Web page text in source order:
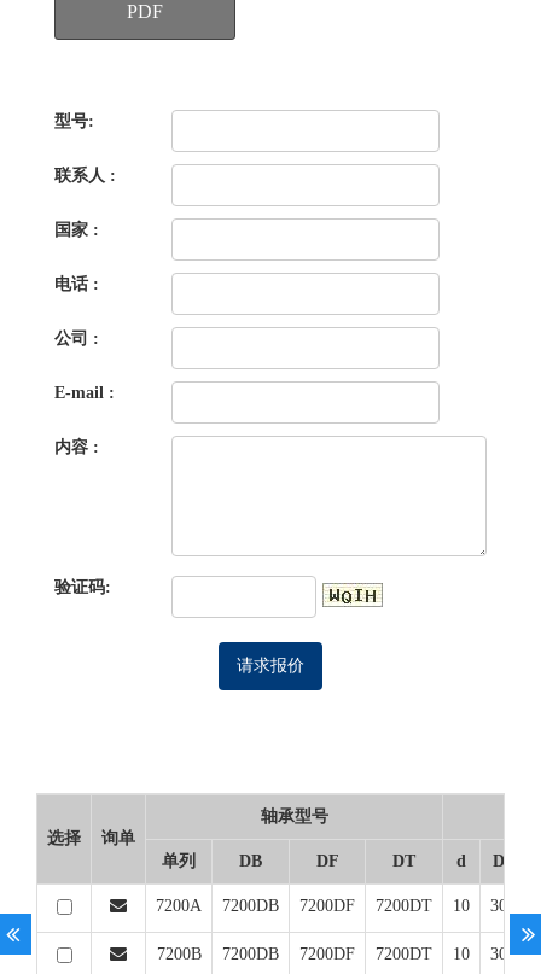
PDF
型号:
联系人 :
国家 :
电话 :
公司 :
E-mail :
内容 :
验证码:
选择 询单
轴承型号
单列 DB DF DT d D
7200A 7200DB 7200DF 7200DT 10 30
7200B 7200DB 7200DF 7200DT 10 30 9